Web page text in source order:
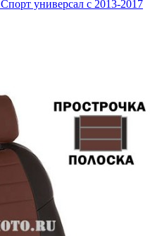
универсал с 2013-2017